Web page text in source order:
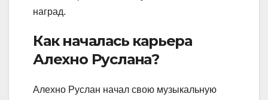
наград.
Как началась карьера
Алехно Руслана?
Алехно Руслан начал свою музыкальную